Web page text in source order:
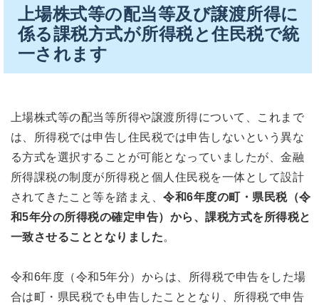
上場株式等の配当等及び譲渡所得に
係る課税方式が所得税と住民税で統
一されます
上場株式等の配当等所得や譲渡所得について、これまで
は、所得税では申告し住民税では申告しないという異な
る方式を選択することが可能となっていましたが、金融
所得課税の制度が所得税と個人住民税を一体として設計
されてきたこと等を踏まえ、令和6年度の町・県民税（令
和5年分の所得税の確定申告）から、課税方式を所得税と
一致させることとなりました。
令和6年度（令和5年分）からは、所得税で申告をした場
合は町・県民税でも申告したこととなり、所得税で申告